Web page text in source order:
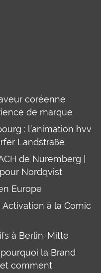
coréenne
de marque
: l’animation hvv
Landstraße
de Nuremberg |
Nordqvist
Europe
à la Comic
à Berlin-Mitte
la Brand
comment